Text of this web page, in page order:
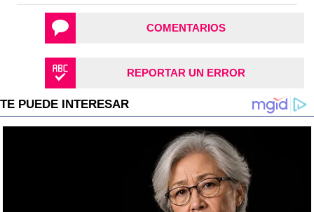
COMENTARIOS
REPORTAR UN ERROR